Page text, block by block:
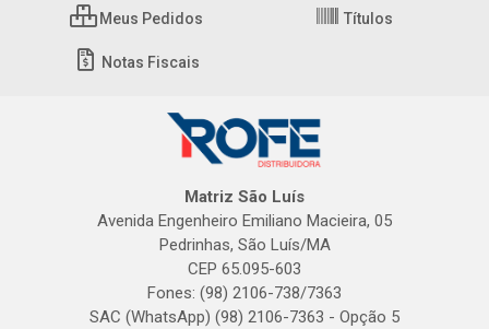
Meus Pedidos Títulos
Notas Fiscais
Matriz São Luís
Avenida Engenheiro Emiliano Macieira, 05
Pedrinhas, São Luís/MA
CEP 65.095-603
Fones: (98) 2106-738/7363
SAC (WhatsApp) (98) 2106-7363 - Opção 5